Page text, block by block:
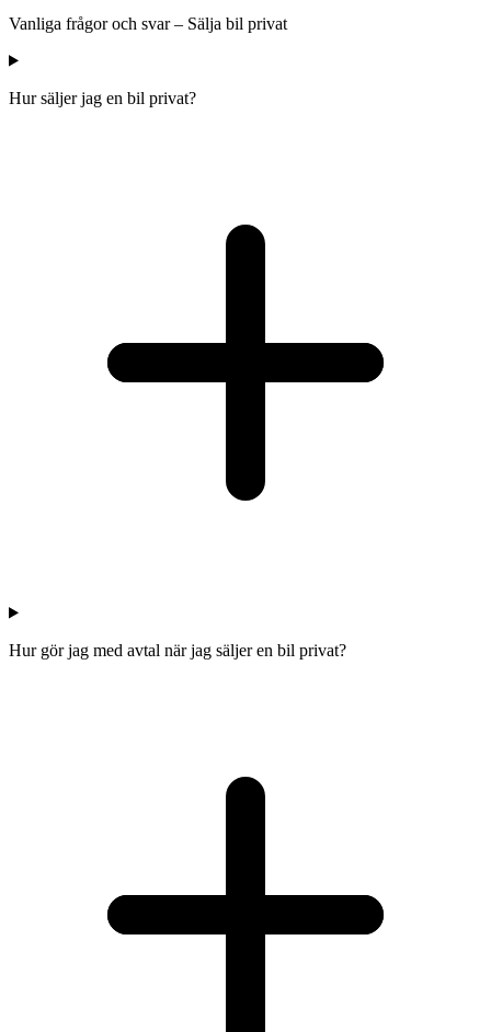
Vanliga frågor och svar – Sälja bil privat
Hur säljer jag en bil privat?
Hur gör jag med avtal när jag säljer en bil privat?